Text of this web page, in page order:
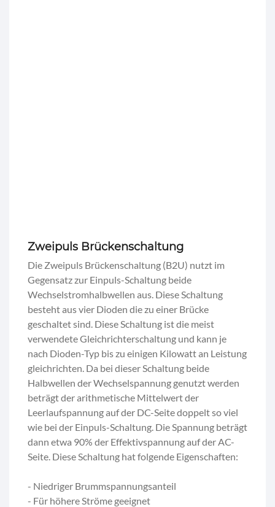
Zweipuls Brückenschaltung
Die Zweipuls Brückenschaltung (B2U) nutzt im
Gegensatz zur Einpuls-Schaltung beide
Wechselstromhalbwellen aus. Diese Schaltung
besteht aus vier Dioden die zu einer Brücke
geschaltet sind. Diese Schaltung ist die meist
verwendete Gleichrichterschaltung und kann je
nach Dioden-Typ bis zu einigen Kilowatt an Leistung
gleichrichten. Da bei dieser Schaltung beide
Halbwellen der Wechselspannung genutzt werden
beträgt der arithmetische Mittelwert der
Leerlaufspannung auf der DC-Seite doppelt so viel
wie bei der Einpuls-Schaltung. Die Spannung beträgt
dann etwa 90% der Effektivspannung auf der AC-
Seite. Diese Schaltung hat folgende Eigenschaften:
- Niedriger Brummspannungsanteil
- Für höhere Ströme geeignet